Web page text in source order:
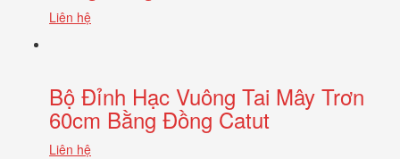
Liên hệ
Bộ Đỉnh Hạc Vuông Tai Mây Trơn
60cm Bằng Đồng Catut
Liên hệ